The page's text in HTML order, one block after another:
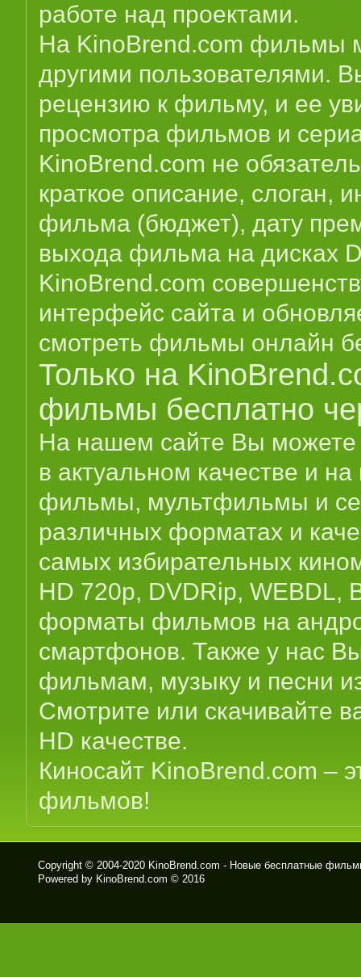
работе над проектами.
На KinoBrend.com фильмы
другими пользователями.
рецензию к фильму, и ее
просмотра фильмов и
KinoBrend.com не
краткое описание, слоган,
фильма (бюджет), дату
выхода фильма на дисках
KinoBrend.com
интерфейс сайта и
смотреть фильмы онлайн
Только на
фильмы бесплатно
На нашем сайте Вы можете
в актуальном качестве и
фильмы, мультфильмы и
различных форматах и
самых избирательных
HD 720p, DVDRip, WEBDL,
форматы фильмов на
смартфонов. Также у нас
фильмам, музыку и песни
Смотрите или скачивайте
HD качестве.
Киносайт KinoBrend.com –
фильмов!
Copyright © 2004-2020 KinoBrend.com - Новые бесплатные
Powered by KinoBrend.com © 2016